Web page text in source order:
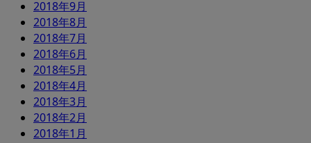
2018年9月
2018年8月
2018年7月
2018年6月
2018年5月
2018年4月
2018年3月
2018年2月
2018年1月